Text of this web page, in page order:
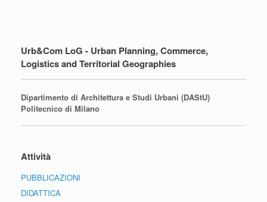
Urb&Com LoG - Urban Planning, Commerce,
Logistics and Territorial Geographies
Dipartimento di Architettura e Studi Urbani (DAStU)
Politecnico di Milano
Attività
PUBBLICAZIONI
DIDATTICA